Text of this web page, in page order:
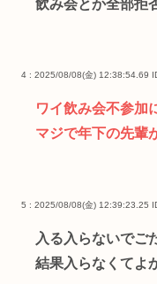
飲み会とか全部拒
4 : 2025/08/08(金) 12:38:54.69
ワイ飲み会不参加
マジで年下の先輩
5 : 2025/08/08(金) 12:39:23.25
入る入らないでご
結果入らなくてよ